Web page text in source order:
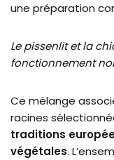
une préparation
Le pissenlit et la
fonctionnement
Ce mélange
racines
traditions
végétales.